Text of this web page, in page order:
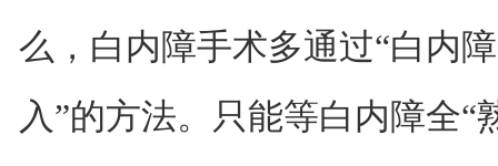
么，白内障手术多通过“白内
入”的方法。只能等白内障全“